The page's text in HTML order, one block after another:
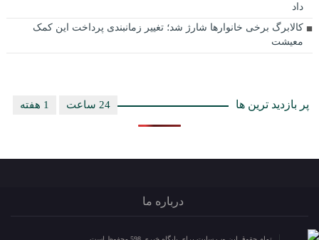
داد
کالابرگ برخی خانوارها شارژ شد؛ تغییر زمانبندی پرداخت این کمک
معیشت
پر بازدید ترین ها 1 هفته 24 ساعت
درباره ما